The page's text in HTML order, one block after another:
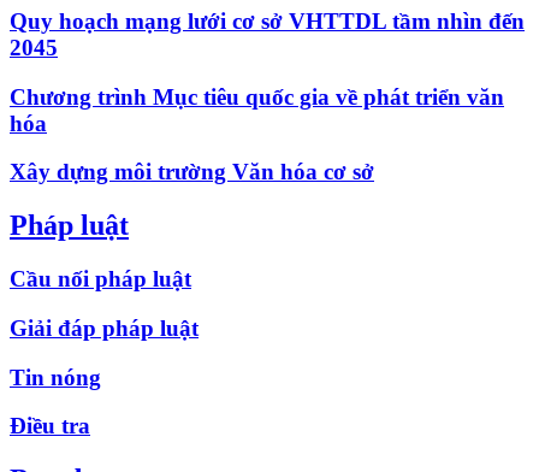
Quy hoạch mạng lưới cơ sở VHTTDL tầm nhìn đến
2045
Chương trình Mục tiêu quốc gia về phát triển văn
hóa
Xây dựng môi trường Văn hóa cơ sở
Pháp luật
Cầu nối pháp luật
Giải đáp pháp luật
Tin nóng
Điều tra